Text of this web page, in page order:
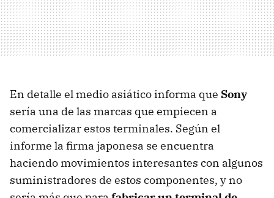
En detalle el medio asiático informa que Sony
sería una de las marcas que empiecen a
comercializar estos terminales. Según el
informe la firma japonesa se encuentra
haciendo movimientos interesantes con algunos
suministradores de estos componentes, y no